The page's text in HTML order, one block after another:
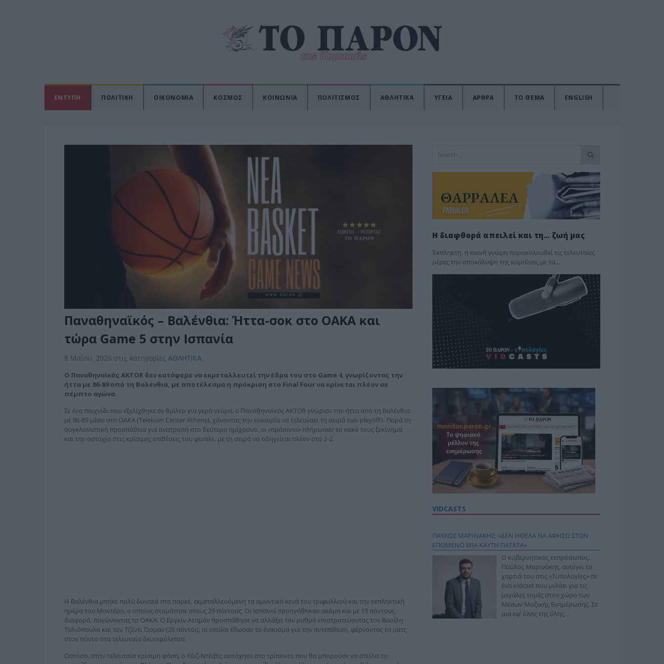
ΕΝΤΥΠΗ ΠΟΛΙΤΙΚΗ ΟΙΚΟΝΟΜΙΑ ΚΟΣΜΟΣ ΚΟΙΝΩΝΙΑ ΠΟΛΙΤΙΣΜΟΣ ΑΘΛΗΤΙΚΑ ΥΓΕΙΑ ΑΡΘΡΑ ΤΟ ΘΕΜΑ ENGLISH
Παναθηναϊκός – Βαλένθια: Ήττα-σοκ στο ΟΑΚΑ και
τώρα Game 5 στην Ισπανία
8 Μαΐου, 2026 στις κατηγορίες ΑΘΛΗΤΙΚΑ,
Ο Παναθηναϊκός AKTOR δεν κατάφερε να εκμεταλλευτεί την έδρα του στο Game 4, γνωρίζοντας την
ήττα με 86-89 από τη Βαλένθια, με αποτέλεσμα η πρόκριση στο Final Four να κρίνεται πλέον σε
πέμπτο αγώνα.
Σε ένα παιχνίδι που εξελίχθηκε σε θρίλερ για γερά νεύρα, ο Παναθηναϊκός AKTOR γνώρισε την ήττα από τη Βαλένθια
με 86-89 μέσα στο ΟΑΚΑ (Telekom Center Athens), χάνοντας την ευκαιρία να τελειώσει τη σειρά των playoffs. Παρά τη
συγκλονιστική προσπάθεια για ανατροπή στο δεύτερο ημίχρονο, οι «πράσινοι» πλήρωσαν το κακό τους ξεκίνημα
και την αστοχία στις κρίσιμες επιθέσεις του φινάλε, με τη σειρά να οδηγείται πλέον στο 2-2.
Η Βαλένθια μπήκε πολύ δυνατά στο παρκέ, εκμεταλλευόμενη τα αμυντικά κενά του τριφυλλιού και την εκπληκτική
ημέρα του Μοντέρο, ο οποίος σταμάτησε στους 29 πόντους. Οι Ισπανοί προηγήθηκαν ακόμη και με 15 πόντους
διαφορά, παγώνοντας το ΟΑΚΑ. Ο Εργκίν Αταμάν προσπάθησε να αλλάξει τον ρυθμό επιστρατεύοντας τον Βασίλη
Τολιόπουλο και τον Τζέντι Όσμαν (26 πόντοι), οι οποίοι έδωσαν το έναυσμα για την αντεπίθεση, φέρνοντας το ματς
στον πόντο στα τελευταία δευτερόλεπτα.
Ωστόσο, στην τελευταία κρίσιμη φάση, ο Χέιζ-Ντέιβις αστόχησε στο τρίποντο που θα μπορούσε να στείλει το
Η διαφθορά απειλεί και τη… ζωή μας
Έκπληκτη, η κοινή γνώμη παρακολουθεί τις τελευταίες
μέρες την αποκάλυψη της κο­μπίνας με τα…
VIDCASTS
ΠΑΥΛΟΣ ΜΑΡΙΝΑΚΗΣ: «ΔΕΝ ΗΘΕΛΑ ΝΑ ΑΦΗΣΩ ΣΤΟΝ
ΕΠΟΜΕΝΟ ΜΙΑ ΚΑΥΤΗ ΠΑΤΑΤΑ»
Ο κυβερνητικός εκπρόσωπος,
Παύλος Μαρινάκης, ανοίγει τα
χαρτιά του στις «Τυπολογίες» σε
ένα vidcast που μιλάει για τις
μεγάλες τομές στον χώρο των
Μέσων Μαζικής Ενημέρωσης. Σε
μια εφ’ όλης της ύλης